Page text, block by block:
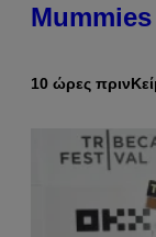
Mummies
10 ώρες πριν